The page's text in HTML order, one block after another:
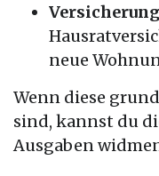
neue
Wenn diese
sind, kannst du
Ausgaben